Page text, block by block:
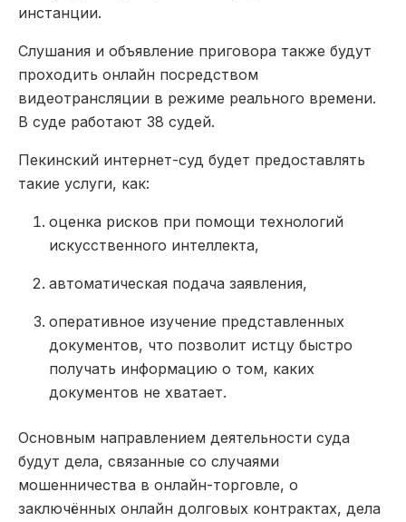
инстанции.
Слушания и объявление приговора также будут
проходить онлайн посредством
видеотрансляции в режиме реального времени.
В суде работают 38 судей.
Пекинский интернет-суд будет предоставлять
такие услуги, как:
оценка рисков при помощи технологий
искусственного интеллекта,
автоматическая подача заявления,
оперативное изучение представленных
документов, что позволит истцу быстро
получать информацию о том, каких
документов не хватает.
Основным направлением деятельности суда
будут дела, связанные со случаями
мошенничества в онлайн-торговле, о
заключённых онлайн долговых контрактах, дела